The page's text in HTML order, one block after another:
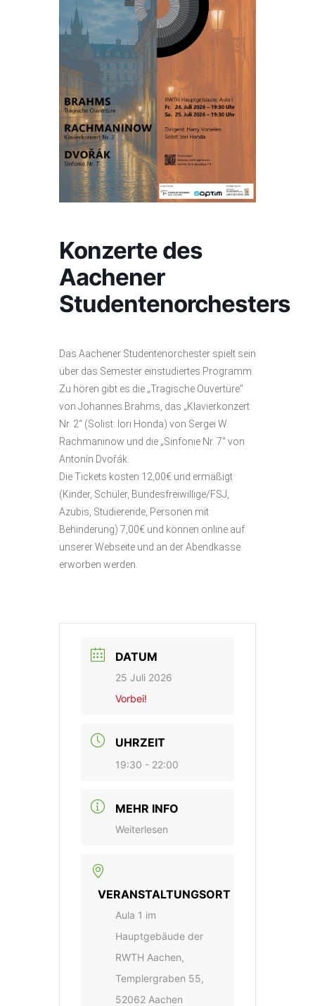
Konzerte des
Aachener
Studentenorchesters
Das Aachener Studentenorchester spielt sein
über das Semester einstudiertes Programm.
Zu hören gibt es die „Tragische Ouvertüre“
von Johannes Brahms, das „Klavierkonzert
Nr. 2“ (Solist: Iori Honda) von Sergei W.
Rachmaninow und die „Sinfonie Nr. 7“ von
Antonín Dvořák.
Die Tickets kosten 12,00€ und ermäßigt
(Kinder, Schüler, Bundesfreiwillige/FSJ,
Azubis, Studierende, Personen mit
Behinderung) 7,00€ und können online auf
unserer Webseite und an der Abendkasse
erworben werden.
DATUM
25 Juli 2026
Vorbei!
UHRZEIT
19:30 - 22:00
MEHR INFO
Weiterlesen
VERANSTALTUNGSORT
Aula 1 im
Hauptgebäude der
RWTH Aachen,
Templergraben 55,
52062 Aachen